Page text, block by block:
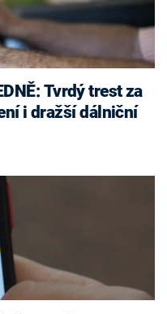
Tvrdý trest za
i dražší dálniční